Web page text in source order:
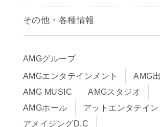
募集要項
早期出願制度・AOエントリー
入学までの流れ
学費サポート・各種制度
学費について
Q&A
その他・各種情報
アクセス
サイトポリシー
在校生・保護者の方へ
卒業生の皆様へ
AMGグループ
AMGエンタテインメント
AMG
AMG MUSIC
AMGスタジオ
AMGホール
アットエンタテイン
アメイジングD.C